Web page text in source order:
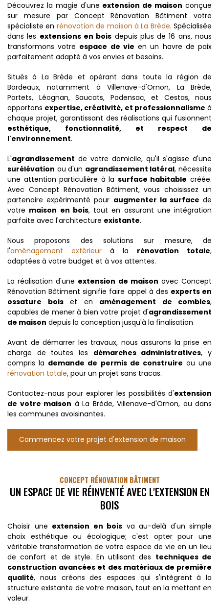
Découvrez la magie d'une extension de maison conçue
sur mesure par Concept Rénovation Bâtiment votre
spécialiste en rénovation de maison à La Brède. Spécialisée
dans les extensions en bois depuis plus de 16 ans, nous
transformons votre espace de vie en un havre de paix
parfaitement adapté à vos envies et besoins.
Situés à La Brède et opérant dans toute la région de
Bordeaux, notamment à Villenave-d'Ornon, La Brède,
Portets, Léognan, Saucats, Podensac, et Cestas, nous
apportons expertise, créativité, et professionnalisme à
chaque projet, garantissant des réalisations qui fusionnent
esthétique, fonctionnalité, et respect de
l'environnement.
L'agrandissement de votre domicile, qu'il s'agisse d'une
surélévation ou d'un agrandissement latéral, nécessite
une attention particulière à la surface habitable créée.
Avec Concept Rénovation Bâtiment, vous choisissez un
partenaire expérimenté pour augmenter la surface de
votre maison en bois, tout en assurant une intégration
parfaite avec l'architecture existante.
Nous proposons des solutions sur mesure, de
l'aménagement extérieur à la rénovation totale,
adaptées à votre budget et à vos attentes.
La réalisation d'une extension de maison avec Concept
Rénovation Bâtiment signifie faire appel à des experts en
ossature boiset en aménagement de combles,
capables de mener à bien votre projet d'agrandissement
de maison depuis la conception jusqu'à la finalisation
Avant de démarrer les travaux, nous assurons la prise en
charge de toutes les démarches administratives, y
compris la demande de permis de construire ou une
rénovation totale, pour un projet sans tracas.
Contactez-nous pour explorer les possibilités d'extension
de votre maison à La Brède, Villenave-d'Ornon, ou dans
les communes avoisinantes.
Commencez votre projet d'extension de maison
CONCEPT RÉNOVATION BÂTIMENT
UN ESPACE DE VIE RÉINVENTÉ AVEC L'EXTENSION EN
BOIS
Choisir une extension en bois va au-delà d'un simple
choix esthétique ou écologique; c'est opter pour une
véritable transformation de votre espace de vie en un lieu
de confort et de style. En utilisant des techniques de
construction avancées et des matériaux de première
qualité, nous créons des espaces qui s'intègrent à la
structure existante de votre maison, tout en la mettant en
valeur.